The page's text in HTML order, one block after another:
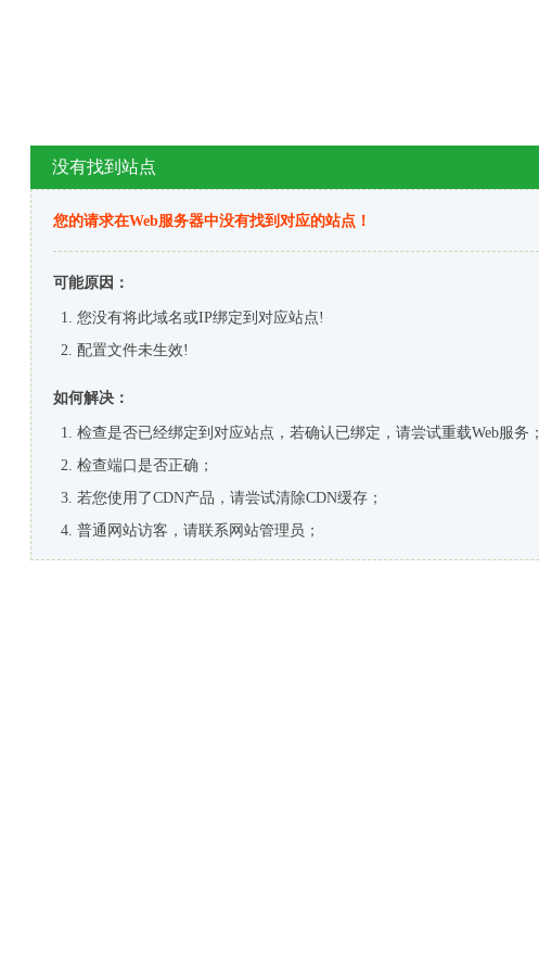
没有找到站点
您的请求在Web服务器中没有找到对应的站点！
可能原因：
您没有将此域名或IP绑定到对应站点!
配置文件未生效!
如何解决：
检查是否已经绑定到对应站点，若确认已绑定，请尝试重载Web服务；
检查端口是否正确；
若您使用了CDN产品，请尝试清除CDN缓存；
普通网站访客，请联系网站管理员；